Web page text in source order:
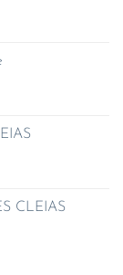
CLEIAS